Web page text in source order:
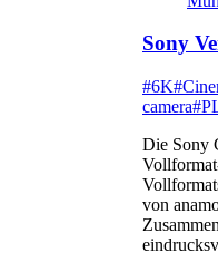
Sony
#6K
camera
Die Sony
von